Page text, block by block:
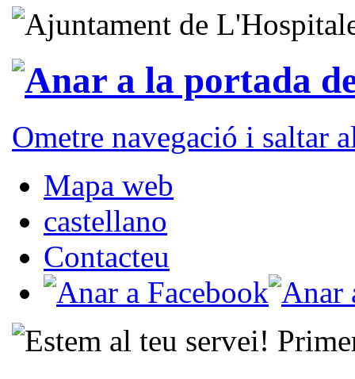
Ometre navegació i saltar
Mapa web
castellano
Contacteu